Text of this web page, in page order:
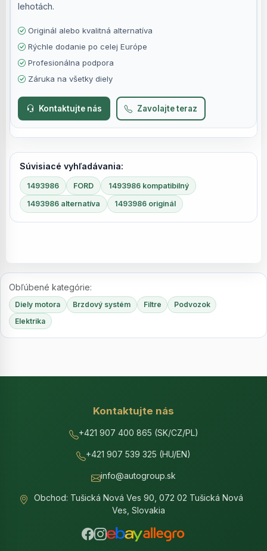
lehotách.
Originál alebo kvalitná alternatíva
Rýchle dodanie po celej Európe
Profesionálna podpora
Záruka na všetky diely
Kontaktujte nás Zavolajte teraz
Súvisiacé vyhľadávania:
1493986 FORD 1493986 kompatibilný
1493986 alternatíva 1493986 originál
Obľúbené kategórie:
Diely motora Brzdový systém Filtre
Podvozok
Elektrika
Kontaktujte nás
+421 907 400 865 (SK/CZ/PL)
+421 907 539 325 (HU/EN)
info@autogroup.sk
Obchod: Tušická Nová Ves 90, 072 02 Tušická Nová
Ves, Slovakia